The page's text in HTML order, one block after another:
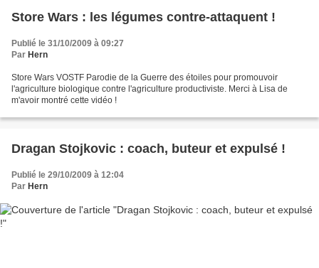
Store Wars : les légumes contre-attaquent !
Publié le 31/10/2009 à 09:27
Par Hern
Store Wars VOSTF Parodie de la Guerre des étoiles pour promouvoir
l'agriculture biologique contre l'agriculture productiviste. Merci à Lisa de
m'avoir montré cette vidéo !
Dragan Stojkovic : coach, buteur et expulsé !
Publié le 29/10/2009 à 12:04
Par Hern